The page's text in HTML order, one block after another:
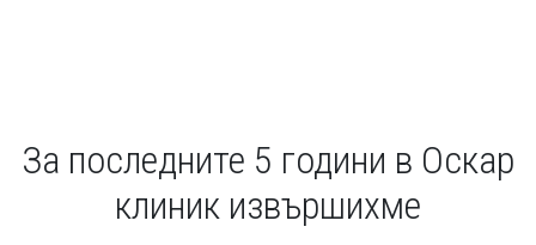
За последните 5 години в Оскар
клиник извършихме